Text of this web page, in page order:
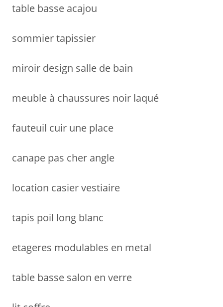
e
table basse acajou
sommier tapissier
miroir design salle de bain
meuble à chaussures noir laqué
fauteuil cuir une place
canape pas cher angle
location casier vestiaire
tapis poil long blanc
etageres modulables en metal
table basse salon en verre